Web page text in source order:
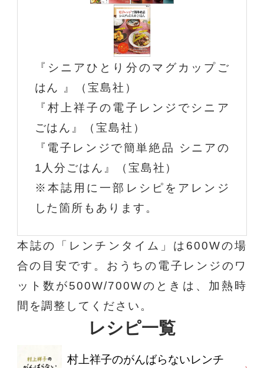
『シニアひとり分のマグカップご
はん 』（宝島社）
『村上祥子の電子レンジでシニア
ごはん』（宝島社）
『電子レンジで簡単絶品 シニアの
1人分ごはん』（宝島社）
※本誌用に一部レシピをアレンジ
した箇所もあります。
本誌の「レンチンタイム」は600Wの場
合の目安です。おうちの電子レンジのワ
ット数が500W/700Wのときは、加熱時
間を調整してください。
レシピ一覧
村上祥子のがんばらないレンチ